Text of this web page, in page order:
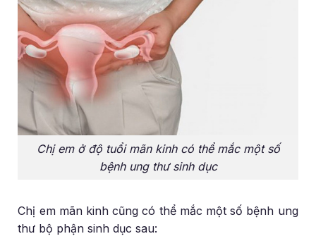
Chị em ở độ tuổi mãn kinh có thể mắc một số
bệnh ung thư sinh dục
Chị em mãn kinh cũng có thể mắc một số bệnh ung
thư bộ phận sinh dục sau: